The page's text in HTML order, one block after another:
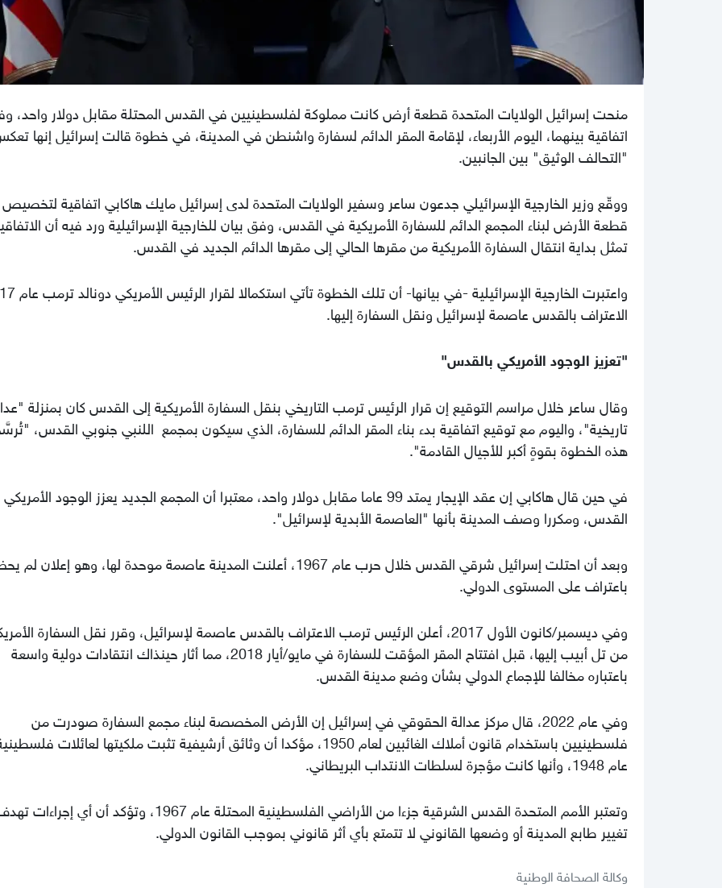
منحت إسرائيل الولايات المتحدة قطعة أرض كانت مملوكة لفلسطينيين في القدس المحتلة مقابل دولار واحد،
اتفاقية بينهما، اليوم الأربعاء، لإقامة المقر الدائم لسفارة واشنطن في المدينة، في خطوة قالت إسرائيل إنها
"التحالف الوثيق" بين الجانبين.
ووقّع وزير الخارجية الإسرائيلي جدعون ساعر وسفير الولايات المتحدة لدى إسرائيل مايك هاكابي اتفاقية لتخصيص
قطعة الأرض لبناء المجمع الدائم للسفارة الأمريكية في القدس، وفق بيان للخارجية الإسرائيلية ورد فيه أن
تمثل بداية انتقال السفارة الأمريكية من مقرها الحالي إلى مقرها الدائم الجديد في القدس.
واعتبرت الخارجية الإسرائيلية -في
الاعتراف بالقدس عاصمة لإسرائيل ونقل السفارة إليها.
"تعزيز الوجود الأمريكي بالقدس"
وقال ساعر خلال مراسم التوقيع إن قرار الرئيس ترمب التاريخي بنقل السفارة الأمريكية إلى القدس كان بمنزلة
تاريخية"، واليوم مع توقيع اتفاقية بدء بناء المقر الدائم للسفارة، الذي سيكون بمجمع اللنبي جنوبي القدس،
هذه الخطوة بقوةٍ أكبر للأجيال القادمة".
في حين قال هاكابي إن عقد الإيجار يمتد 99 عاما مقابل دولار واحد، معتبرا أن المجمع الجديد يعزز الوجود
القدس، ومكررا وصف المدينة بأنها "العاصمة الأبدية لإسرائيل".
وبعد أن احتلت إسرائيل شرقي القدس خلال حرب عام 1967، أعلنت المدينة عاصمة موحدة لها، وهو إعلان لم
باعتراف على المستوى الدولي.
وفي ديسمبر/كانون الأول 2017، أعلن الرئيس ترمب الاعتراف بالقدس عاصمة لإسرائيل، وقرر نقل السفارة
من تل أبيب إليها، قبل افتتاح المقر المؤقت للسفارة في مايو/أيار 2018، مما أثار حينذاك انتقادات دولية واسعة
باعتباره مخالفا للإجماع الدولي بشأن وضع مدينة القدس.
وفي عام 2022، قال مركز عدالة الحقوقي في إسرائيل إن الأرض المخصصة لبناء مجمع السفارة صودرت من
فلسطينيين باستخدام قانون أملاك الغائبين لعام 1950، مؤكدا أن وثائق أرشيفية تثبت ملكيتها لعائلات
عام 1948، وأنها كانت مؤجرة لسلطات الانتداب البريطاني.
وتعتبر الأمم المتحدة القدس الشرقية جزءا من الأراضي الفلسطينية المحتلة عام 1967، وتؤكد أن
تغيير طابع المدينة أو وضعها القانوني لا تتمتع بأي أثر قانوني بموجب القانون الدولي.
وكالة الصحافة الوطنية